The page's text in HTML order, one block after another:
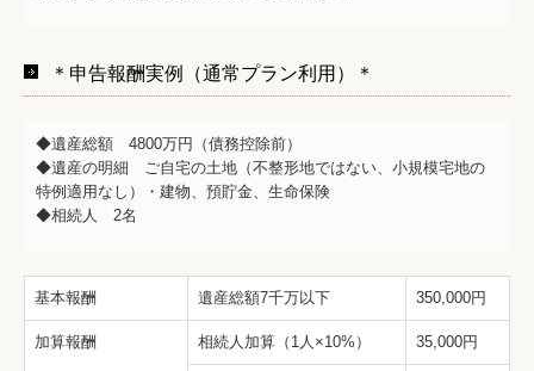
＊申告報酬実例（通常プラン利用）＊
◆遺産総額 4800万円（債務控除前）
◆遺産の明細 ご自宅の土地（不整形地ではない、小規模宅地の
特例適用なし）・建物、預貯金、生命保険
◆相続人 2名
基本報酬 遺産総額7千万以下 350,000円
加算報酬 相続人加算（1人×10%） 35,000円